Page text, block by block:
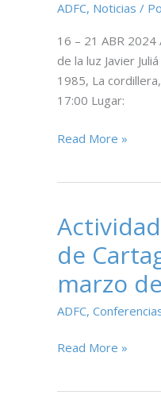
ADFC, Noticias /
16 – 21 ABR
de la luz Javier
1985, La
17:00 Lugar:
Festival
de
Cartagena
de
Indias
16
–
Abril
Read More »
de
marzo
ADFC,
Actividades
Read More »